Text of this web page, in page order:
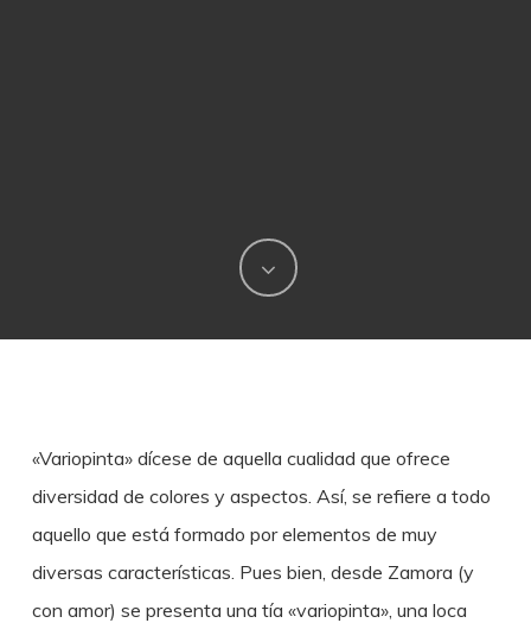
«Variopinta» dícese de aquella cualidad que ofrece
diversidad de colores y aspectos. Así, se refiere a todo
aquello que está formado por elementos de muy
diversas características. Pues bien, desde Zamora (y
con amor) se presenta una tía «variopinta», una loca